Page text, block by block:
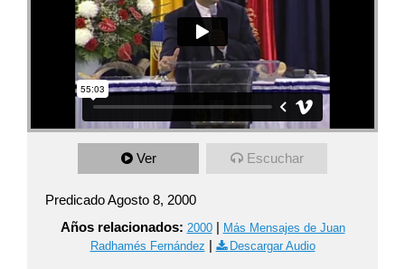
Ver Escuchar
Predicado Agosto 8, 2000
Años relacionados: 2000| Más Mensajes de Juan
Radhamés Fernández | Descargar Audio